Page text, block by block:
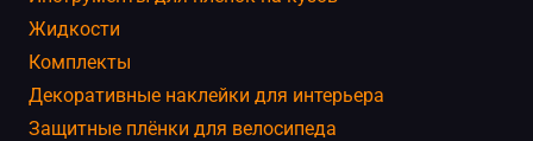
Жидкости
Комплекты
Декоративные наклейки для интерьера
Защитные плёнки для велосипеда